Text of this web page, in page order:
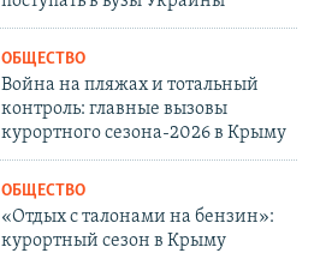
ОБЩЕСТВО
Война на пляжах и тотальный
контроль: главные вызовы
курортного сезона-2026 в Крыму
ОБЩЕСТВО
«Отдых с талонами на бензин»:
курортный сезон в Крыму